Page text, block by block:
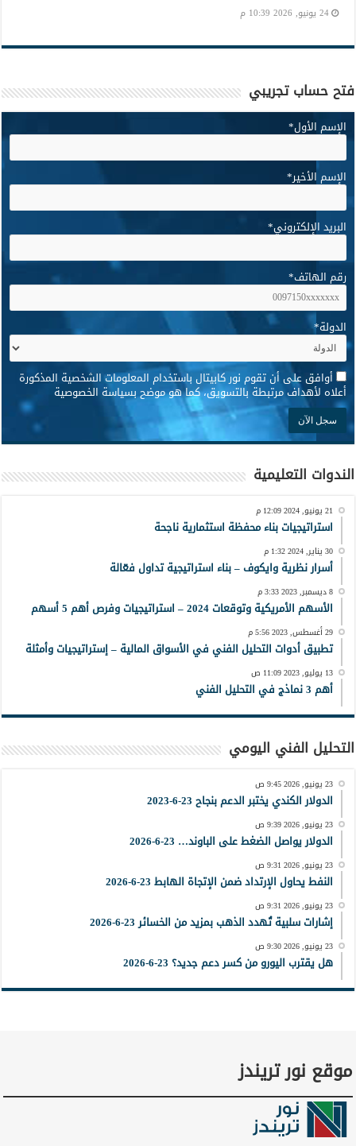
24 يونيو, 2026 10:39 م
فتح حساب تجريبي
الإسم الأول*
الإسم الأخير*
البريد الإلكتروني*
رقم الهاتف*
الدولة*
* أوافق على أن تقوم نور كابيتال باستخدام المعلومات الشخصية المذكورة
أعلاه لأهداف مرتبطة بالتسويق، كما هو موضح بسياسة الخصوصية
الندوات التعليمية
21 يونيو, 2024 12:09 م
استراتيجيات بناء محفظة استثمارية ناجحة
30 يناير, 2024 1:32 م
أسرار نظرية وايكوف – بناء استراتيجية تداول فعّالة
8 ديسمبر, 2023 3:33 م
الأسهم الأمريكية وتوقعات 2024 – استراتيجيات وفرص أهم 5 أسهم
29 أغسطس, 2023 5:56 م
تطبيق أدوات التحليل الفني في الأسواق المالية – إستراتيجيات وأمثلة
13 يوليو, 2023 11:09 ص
أهم 3 نماذج في التحليل الفني
التحليل الفني اليومي
23 يونيو, 2026 9:45 ص
الدولار الكندي يختبر الدعم بنجاح 23-6-2023
23 يونيو, 2026 9:39 ص
الدولار يواصل الضغط على الباوند… 23-6-2026
23 يونيو, 2026 9:31 ص
النفط يحاول الإرتداد ضمن الإتجاة الهابط 23-6-2026
23 يونيو, 2026 9:31 ص
إشارات سلبية تُهدد الذهب بمزيد من الخسائر 23-6-2026
23 يونيو, 2026 9:30 ص
هل يقترب اليورو من كسر دعم جديد؟ 23-6-2026
موقع نور تريندز